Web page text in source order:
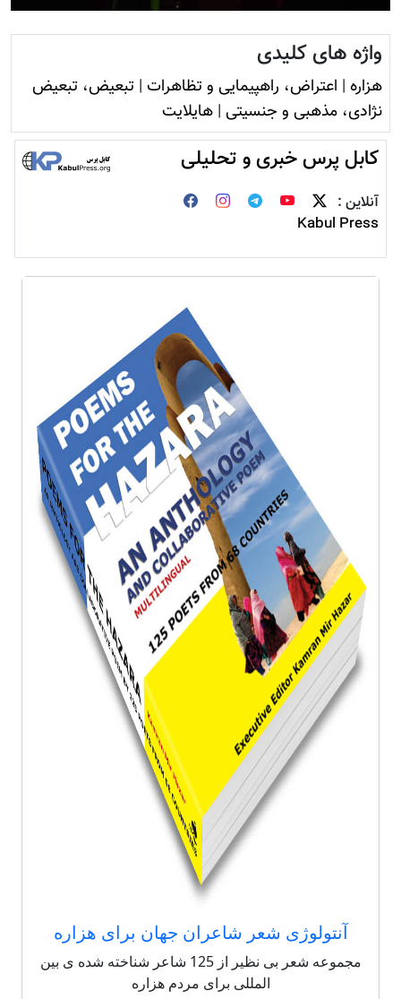
واژه های کلیدی
هزاره | اعتراض، راهپیمایی و تظاهرات | تبعیض، تبعیض
نژادی، مذهبی و جنسیتی | هایلایت
کابل پرس خبری و تحلیلی
آنلاین :
Kabul Press
آنتولوژی شعر شاعران جهان برای هزاره
مجموعه شعر بی نظیر از 125 شاعر شناخته شده ی بین
المللی برای مردم هزاره